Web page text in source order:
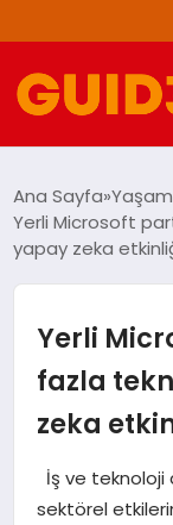
SAĞLIK
EKONOMI
Ana Sayfa Yaşam
Yerli Microsoft
yapay zeka
Yerli
fazla
zeka
İş ve teknoloji
sektörel